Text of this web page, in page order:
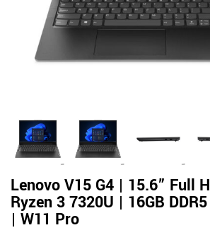
Lenovo V15 G4 | 15.6” Full
Ryzen 3 7320U | 16GB
| W11 Pro